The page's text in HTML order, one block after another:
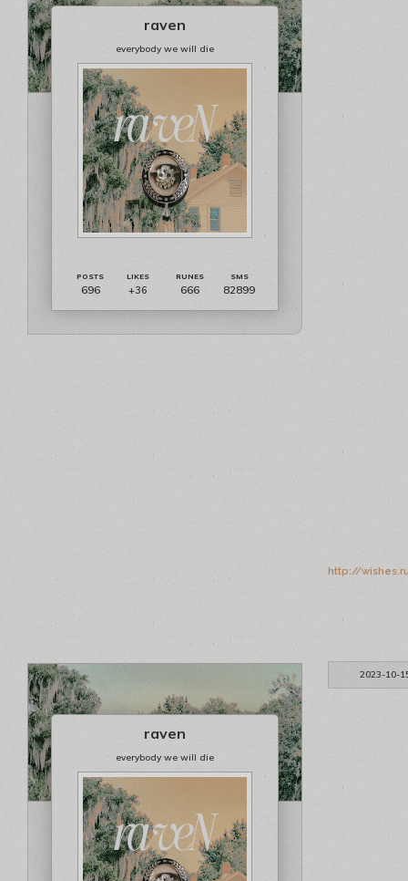
raven
everybody we will die
696 +36 666 82899
http://
2023-10-
raven
everybody we will die